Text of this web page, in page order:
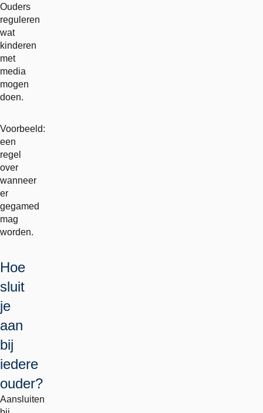
Ouders
reguleren
wat
kinderen
met
media
mogen
doen.
Voorbeeld:
een
regel
over
wanneer
er
gegamed
mag
worden.
Hoe
sluit
je
aan
bij
iedere
ouder?
Aansluiten